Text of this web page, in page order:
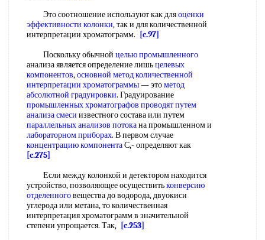
Это соотношение используют как дляоценки
эффективности колонки, так и для количественной
интерпретации хроматограмм.
[c.97]
Поскольку обычной целью промышленного
анализа является определение лишьцелевых
компонентов,основной метод количественной
интерпретации хроматограммы— этометод
абсолютной градуировки. Градуирование
промышленных хроматографов проводят путем
анализа смеси известного состава или путем
параллельных анализов потокана промышленном и
лабораторном приборах. В первом случае
концентрацию компонентаС,- определяют как
[c.275]
Если между колонкой и детектором находится
устройство, позволяющее осуществитьконверсию
отделенноговещества до водорода, двуокиси
углерода или метана, то количественная
интерпретация хроматограмм в значительной
степени упрощается. Так, [c.253]